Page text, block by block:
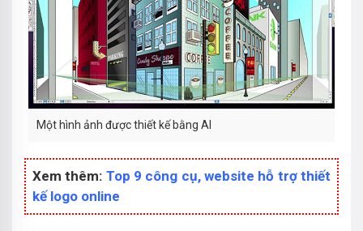
Một hình ảnh được thiết kế bằng AI
Xem thêm: Top 9 công cụ, website hỗ trợ thiết
kế logo online